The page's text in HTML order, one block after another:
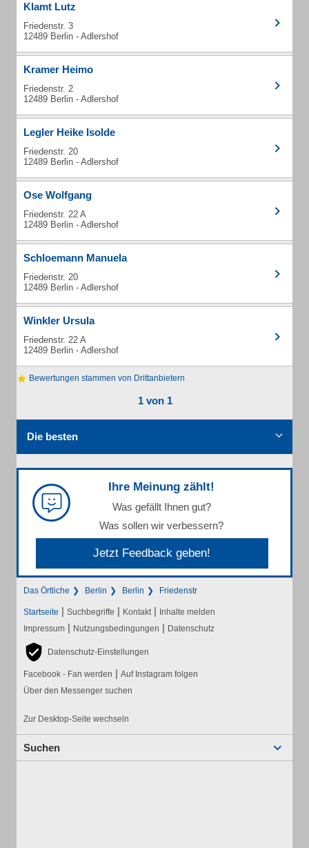
Klamt Lutz
Friedenstr. 3
12489 Berlin - Adlershof
Kramer Heimo
Friedenstr. 2
12489 Berlin - Adlershof
Legler Heike Isolde
Friedenstr. 20
12489 Berlin - Adlershof
Ose Wolfgang
Friedenstr. 22 A
12489 Berlin - Adlershof
Schloemann Manuela
Friedenstr. 20
12489 Berlin - Adlershof
Winkler Ursula
Friedenstr. 22 A
12489 Berlin - Adlershof
Bewertungen stammen von Drittanbietern
1 von 1
Die besten
Ihre Meinung zählt!
Was gefällt Ihnen gut?
Was sollen wir verbessern?
Jetzt Feedback geben!
Das Örtliche Berlin Berlin Friedenstr
Startseite | Suchbegriffe | Kontakt | Inhalte melden
Impressum | Nutzungsbedingungen | Datenschutz
Datenschutz-Einstellungen
Facebook - Fan werden | Auf Instagram folgen
Über den Messenger suchen
Zur Desktop-Seite wechseln
Suchen